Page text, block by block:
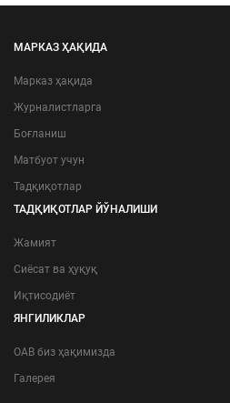
МАРКАЗ ҲАҚИДА
Марказ ҳақида
Журналистларга
Боғланиш
Матбуот учун
Тадқиқотлар
ТАДҚИҚОТЛАР ЙЎНАЛИШИ
Жамият
Сиёсат ва ҳуқуқ
Иқтисодиёт
ЯНГИЛИКЛАР
ОАВ биз ҳақимизда
Галерея